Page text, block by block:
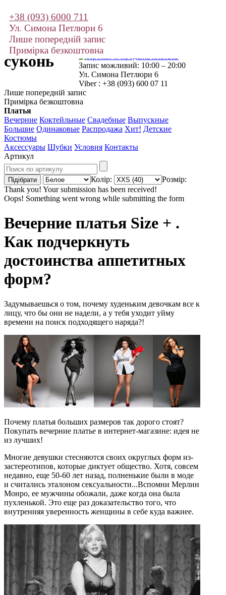
Прокат та
продаж
суконь
+38 (093) 6000 711
Ул. Симона Петлюри 6
Лише попередній запис
Примірка безкоштовна
Запис можливий: 10:00 – 20:00
Ул. Симона Петлюри 6
Viber : +38 (093) 600 07 11
Лише попередній запис
Примірка безкоштовна
Платья
Вечерние Коктейльные Свадебные Выпускные
Большие Одинаковые Распродажа Хит! Детские
Костюмы
Аксессуары Шубки Условия Контакты
Артикул
Колір:
Розмір:
Thank you! Your submission has been received!
Oops! Something went wrong while submitting the form
Вечерние платья Size + .
Как подчеркнуть
достоинства аппетитных
форм?
Задумываешься о том, почему худеньким девочкам все к
лицу, что бы они не надели, а у тебя уходит уйму
времени на поиск подходящего наряда?!
Почему платья больших размеров так дорого стоят?
Покупать вечерние платье в интернет-магазине: идея не
из лучших!
Многие девушки стесняются своих округлых форм из-
застереотипов, которые диктует общество. Хотя, совсем
недавно, еще 50-60 лет назад, полненькие были в моде
и считались эталоном сексуальности...Вспомни Мерлин
Монро, ее мужчины обожали, даже когда она была
пухленькой. Это еще раз доказательство того, что
внутренняя уверенность женщины в себе куда важнее.